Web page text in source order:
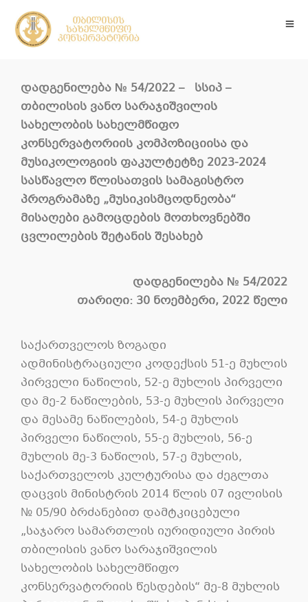
დადგენილება № 54/2022 – სსიპ –
თბილისის ვანო სარაჯიშვილის
სახელობის სახელმწიფო
კონსერვატორიის კომპოზიციისა და
მუსიკოლოგიის ფაკულტეტზე 2023-2024
სასწავლო წლისათვის სამაგისტრო
პროგრამაზე „მუსიკისმცოდნეობა“
მისაღები გამოცდების მოთხოვნებში
ცვლილების შეტანის შესახებ
დადგენილება № 54/2022
თარიღი: 30 ნოემბერი, 2022 წელი
საქართველოს ზოგადი
ადმინისტრაციული კოდექსის 51-ე მუხლის
პირველი ნაწილის, 52-ე მუხლის პირველი
და მე-2 ნაწილების, 53-ე მუხლის პირველი
და მესამე ნაწილების, 54-ე მუხლის
პირველი ნაწილის, 55-ე მუხლის, 56-ე
მუხლის მე-3 ნაწილის, 57-ე მუხლის,
საქართველოს კულტურისა და ძეგლთა
დაცვის მინისტრის 2014 წლის 07 ივლისის
№ 05/90 ბრძანებით დამტკიცებული
„საჯარო სამართლის იურიდიული პირის
თბილისის ვანო სარაჯიშვილის
სახელობის სახელმწიფო
კონსერვატორიის წესდების“ მე-8 მუხლის